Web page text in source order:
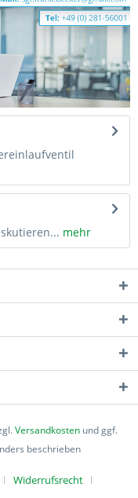
mehr
Versandkosten und ggf.
beschrieben
Widerrufsrecht